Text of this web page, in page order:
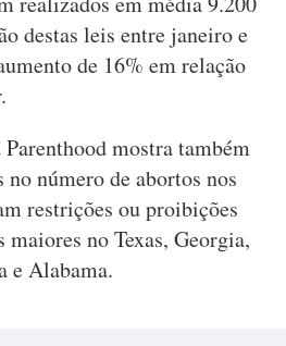
destas leis entre janeiro e
de 16% em relação
mostra também
número de abortos nos
restrições ou proibições
maiores no Texas, Georgia,
e Alabama.